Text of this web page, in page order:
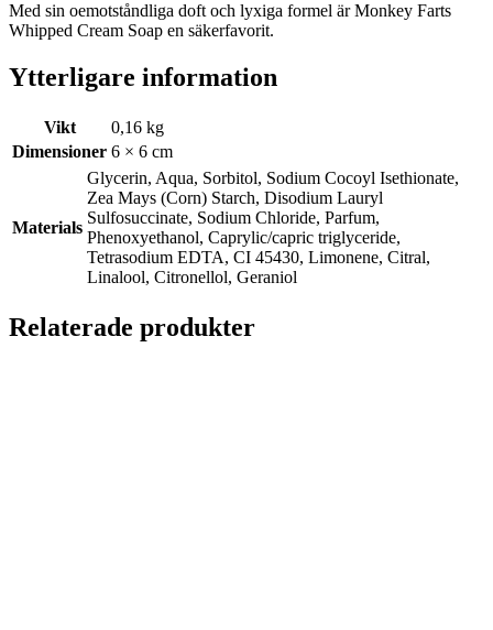
Med sin oemotståndliga doft och lyxiga formel är Monkey Farts
Whipped Cream Soap en säkerfavorit.
Ytterligare information
Vikt
0,16 kg
Dimensioner 6 × 6 cm
Materials
Glycerin, Aqua, Sorbitol, Sodium Cocoyl Isethionate,
Zea Mays (Corn) Starch, Disodium Lauryl
Sulfosuccinate, Sodium Chloride, Parfum,
Phenoxyethanol, Caprylic/capric triglyceride,
Tetrasodium EDTA, CI 45430, Limonene, Citral,
Linalool, Citronellol, Geraniol
Relaterade produkter